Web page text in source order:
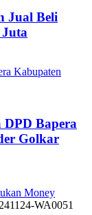
Jual Beli
Juta
Kabupaten
DPD Bapera
Golkar
Money